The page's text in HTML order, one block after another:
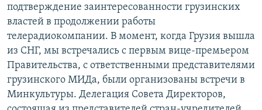
подтверждение заинтересованности грузинских
властей в продолжении работы
телерадиокомпании. В момент, когда Грузия вышла
из СНГ, мы встречались с первым вице-премьером
Правительства, с ответственными представителями
грузинского МИДа, были организованы встречи в
Минкультуры. Делегация Совета Директоров,